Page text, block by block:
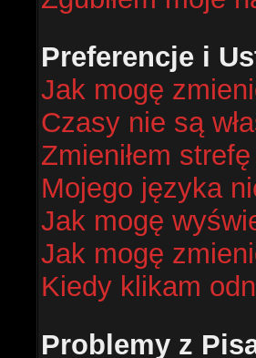
Preferencje i
Jak mogę
Czasy nie są
Zmieniłem
Mojego języka
Jak mogę
Jak mogę
Kiedy klikam
Problemy z